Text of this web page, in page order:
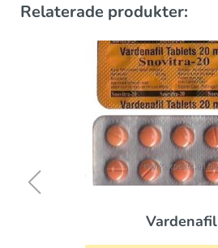
Relaterade produkter:
Vardenafil